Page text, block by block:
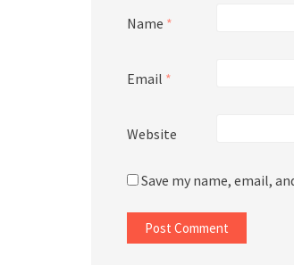
Name *
Email *
Website
Save my name, email,